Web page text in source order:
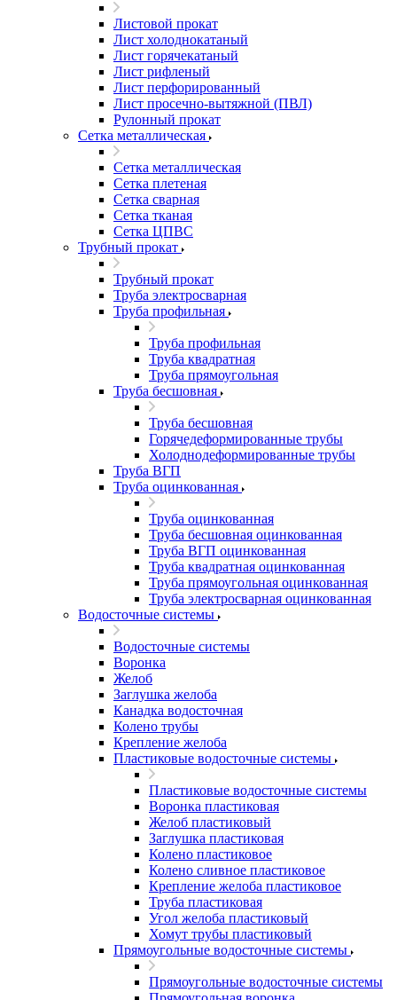
Листовой прокат
Лист холоднокатаный
Лист горячекатаный
Лист рифленый
Лист перфорированный
Лист просечно-вытяжной (ПВЛ)
Рулонный прокат
Сетка металлическая
Сетка металлическая
Сетка плетеная
Сетка сварная
Сетка тканая
Сетка ЦПВС
Трубный прокат
Трубный прокат
Труба электросварная
Труба профильная
Труба профильная
Труба квадратная
Труба прямоугольная
Труба бесшовная
Труба бесшовная
Горячедеформированные трубы
Холоднодеформированные трубы
Труба ВГП
Труба оцинкованная
Труба оцинкованная
Труба бесшовная оцинкованная
Труба ВГП оцинкованная
Труба квадратная оцинкованная
Труба прямоугольная оцинкованная
Труба электросварная оцинкованная
Водосточные системы
Водосточные системы
Воронка
Желоб
Заглушка желоба
Канадка водосточная
Колено трубы
Крепление желоба
Пластиковые водосточные системы
Пластиковые водосточные системы
Воронка пластиковая
Желоб пластиковый
Заглушка пластиковая
Колено пластиковое
Колено сливное пластиковое
Крепление желоба пластиковое
Труба пластиковая
Угол желоба пластиковый
Хомут трубы пластиковый
Прямоугольные водосточные системы
Прямоугольные водосточные системы